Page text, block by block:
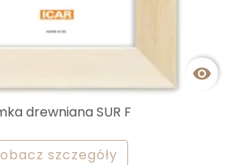

drewniana SUR F
szczegóły